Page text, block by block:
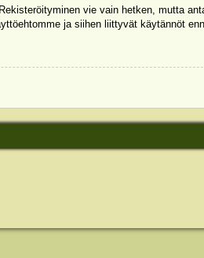
vie vain hetken, mutta
ja siihen liittyvät käytännöt